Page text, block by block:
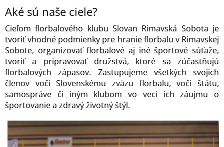
Aké sú naše ciele?
Cieľom florbalového klubu Slovan Rimavská Sobota je
tvoriť vhodné podmienky pre hranie florbalu v Rimavskej
Sobote, organizovať florbalové aj iné športové súťaže,
tvoriť a pripravovať družstvá, ktoré sa zúčastňujú
florbalových zápasov. Zastupujeme všetkých svojich
členov voči Slovenskému zväzu florbalu, voči štátu,
samospráve či iným klubom vo veci ich záujmu o
športovanie a zdravý životný štýl.